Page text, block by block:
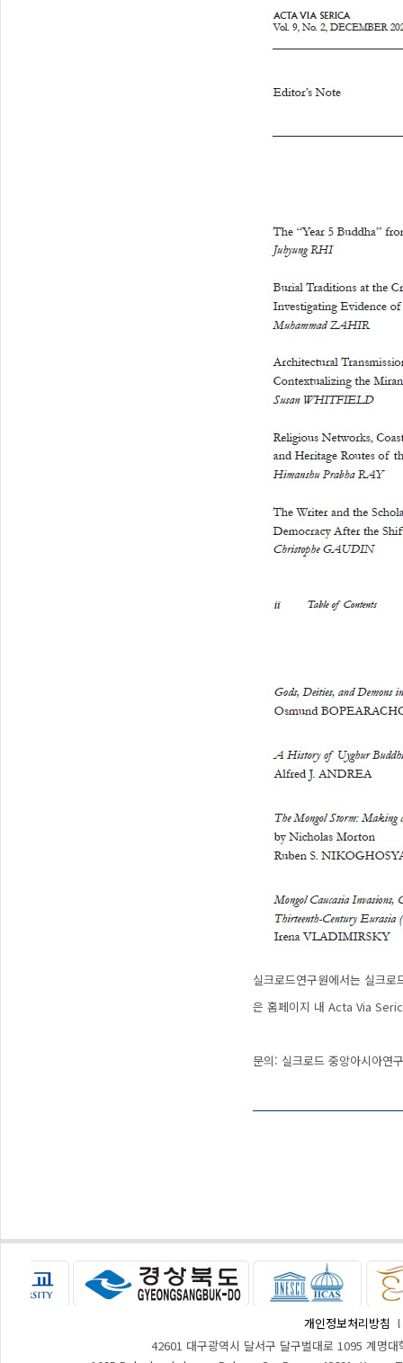
실크로드연구원에서는 실크
은 홈페이지 내 Acta Via
문의: 실크로드 중앙아시아연
개인정보처리방침
42601 대구광역시 달서구 달구벌대로 1095 계명대